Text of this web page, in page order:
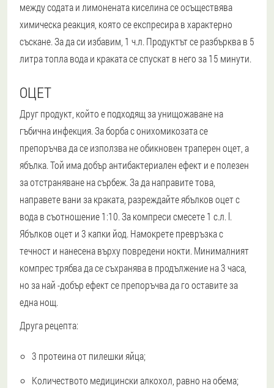
между содата и лимонената киселина се осъществява
химическа реакция, която се експресира в характерно
съскане. За да си избавим, 1 ч.л. Продуктът се разбърква в 5
литра топла вода и краката се спускат в него за 15 минути.
ОЦЕТ
Друг продукт, който е подходящ за унищожаване на
гъбична инфекция. За борба с онихомикозата се
препоръчва да се използва не обикновен траперен оцет, а
ябълка. Той има добър антибактериален ефект и е полезен
за отстраняване на сърбеж. За да направите това,
направете вани за краката, разреждайте ябълков оцет с
вода в съотношение 1:10. За компреси смесете 1 с.л. l.
Ябълков оцет и 3 капки йод. Намокрете превръзка с
течност и нанесена върху повредени нокти. Минималният
компрес трябва да се съхранява в продължение на 3 часа,
но за най -добър ефект се препоръчва да го оставите за
една нощ.
Друга рецепта:
3 протеина от пилешки яйца;
Количеството медицински алкохол, равно на обема;